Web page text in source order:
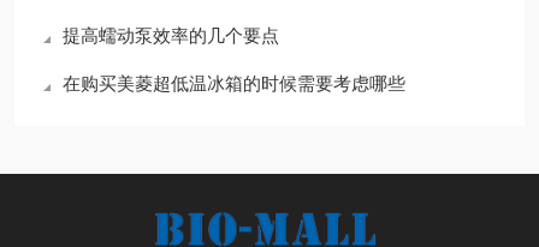
提高蠕动泵效率的几个要点
在购买美菱超低温冰箱的时候需要考虑哪些